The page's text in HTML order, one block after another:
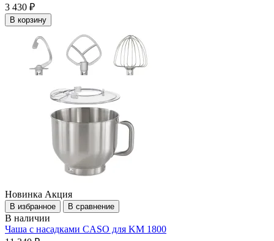
3 430 ₽
В корзину
Новинка Акция
В избранное В сравнение
В наличии
Чаша c насадками CASO для KM 1800